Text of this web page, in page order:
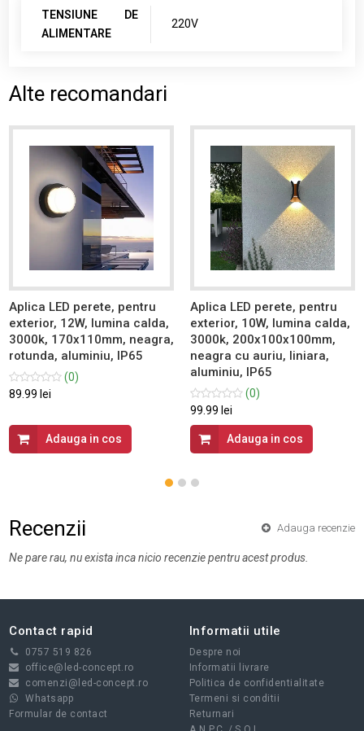
TENSIUNE DE
ALIMENTARE
220V
Alte recomandari
Aplica LED perete, pentru
exterior, 12W, lumina calda,
3000k, 170x110mm, neagra,
rotunda, aluminiu, IP65
(0)
89.99 lei
Adauga in cos
Aplica LED perete, pentru
exterior, 10W, lumina calda,
3000k, 200x100x100mm,
neagra cu auriu, liniara,
aluminiu, IP65
(0)
99.99 lei
Adauga in cos
Recenzii Adauga recenzie
Ne pare rau, nu exista inca nicio recenzie pentru acest produs.
Contact rapid
0757 519 826
office@led-concept.ro
comenzi@led-concept.ro
Whatsapp
Formular de contact
Informatii utile
Despre noi
Informatii livrare
Politica de confidentialitate
Termeni si conditii
Returnari